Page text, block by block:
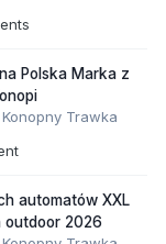
Polska Marka z
Trawka
automatów XXL
outdoor 2026